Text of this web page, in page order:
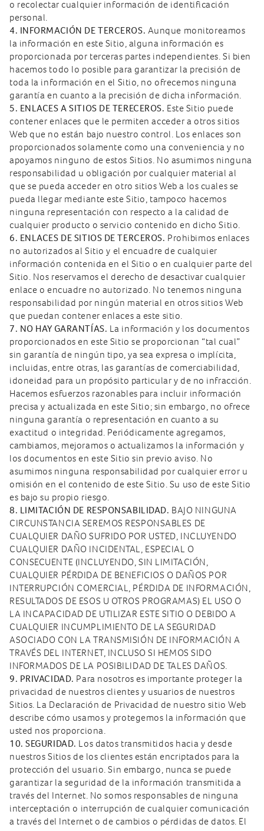
o recolectar cualquier información de identificación
personal.
4. INFORMACIÓN DE TERCEROS. Aunque monitoreamos
la información en este Sitio, alguna información es
proporcionada por terceras partes independientes. Si bien
hacemos todo lo posible para garantizar la precisión de
toda la información en el Sitio, no ofrecemos ninguna
garantía en cuanto a la precisión de dicha información.
5. ENLACES A SITIOS DE TERECEROS. Este Sitio puede
contener enlaces que le permiten acceder a otros sitios
Web que no están bajo nuestro control. Los enlaces son
proporcionados solamente como una conveniencia y no
apoyamos ninguno de estos Sitios. No asumimos ninguna
responsabilidad u obligación por cualquier material al
que se pueda acceder en otro sitios Web a los cuales se
pueda llegar mediante este Sitio, tampoco hacemos
ninguna representación con respecto a la calidad de
cualquier producto o servicio contenido en dicho Sitio.
6. ENLACES DE SITIOS DE TERCEROS. Prohibimos enlaces
no autorizados al Sitio y el encuadre de cualquier
información contenida en el Sitio o en cualquier parte del
Sitio. Nos reservamos el derecho de desactivar cualquier
enlace o encuadre no autorizado. No tenemos ninguna
responsabilidad por ningún material en otros sitios Web
que puedan contener enlaces a este sitio.
7. NO HAY GARANTÍAS. La información y los documentos
proporcionados en este Sitio se proporcionan “tal cual”
sin garantía de ningún tipo, ya sea expresa o implícita,
incluidas, entre otras, las garantías de comerciabilidad,
idoneidad para un propósito particular y de no infracción.
Hacemos esfuerzos razonables para incluir información
precisa y actualizada en este Sitio; sin embargo, no ofrece
ninguna garantía o representación en cuanto a su
exactitud o integridad. Periódicamente agregamos,
cambiamos, mejoramos o actualizamos la información y
los documentos en este Sitio sin previo aviso. No
asumimos ninguna responsabilidad por cualquier error u
omisión en el contenido de este Sitio. Su uso de este Sitio
es bajo su propio riesgo.
8. LIMITACIÓN DE RESPONSABILIDAD. BAJO NINGUNA
CIRCUNSTANCIA SEREMOS RESPONSABLES DE
CUALQUIER DAÑO SUFRIDO POR USTED, INCLUYENDO
CUALQUIER DAÑO INCIDENTAL, ESPECIAL O
CONSECUENTE (INCLUYENDO, SIN LIMITACIÓN,
CUALQUIER PÉRDIDA DE BENEFICIOS O DAÑOS POR
INTERRUPCIÓN COMERCIAL, PÉRDIDA DE INFORMACIÓN,
RESULTADOS DE ESOS U OTROS PROGRAMAS) EL USO O
LA INCAPACIDAD DE UTILIZAR ESTE SITIO O DEBIDO A
CUALQUIER INCUMPLIMIENTO DE LA SEGURIDAD
ASOCIADO CON LA TRANSMISIÓN DE INFORMACIÓN A
TRAVÉS DEL INTERNET, INCLUSO SI HEMOS SIDO
INFORMADOS DE LA POSIBILIDAD DE TALES DAÑOS.
9. PRIVACIDAD. Para nosotros es importante proteger la
privacidad de nuestros clientes y usuarios de nuestros
Sitios. La Declaración de Privacidad de nuestro sitio Web
describe cómo usamos y protegemos la información que
usted nos proporciona.
10. SEGURIDAD. Los datos transmitidos hacia y desde
nuestros Sitios de los clientes están encriptados para la
protección del usuario. Sin embargo, nunca se puede
garantizar la seguridad de la información transmitida a
través del Internet. No somos responsables de ninguna
interceptación o interrupción de cualquier comunicación
a través del Internet o de cambios o pérdidas de datos. El